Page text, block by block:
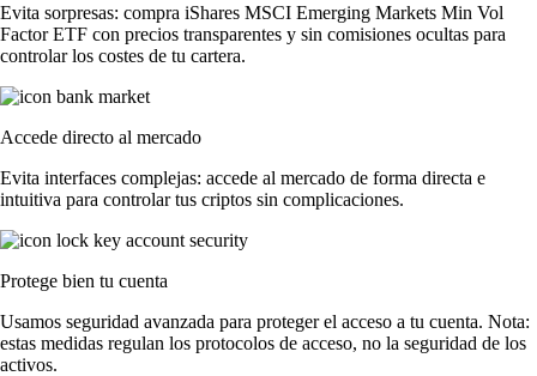
Evita sorpresas: compra iShares MSCI Emerging Markets Min Vol
Factor ETF con precios transparentes y sin comisiones ocultas para
controlar los costes de tu cartera.
Accede directo al mercado
Evita interfaces complejas: accede al mercado de forma directa e
intuitiva para controlar tus criptos sin complicaciones.
Protege bien tu cuenta
Usamos seguridad avanzada para proteger el acceso a tu cuenta. Nota:
estas medidas regulan los protocolos de acceso, no la seguridad de los
activos.